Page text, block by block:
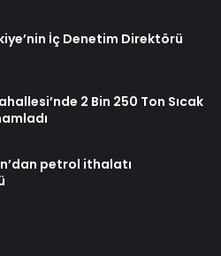
İç Denetim Direktörü
2 Bin 250 Ton Sıcak
petrol ithalatı